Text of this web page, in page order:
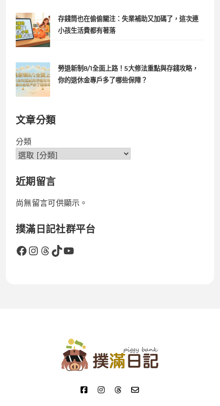
存錢筒也在偷偷關注：失業補助又加碼了，這次連
小孩生活費都有著落
勞退新制8/1全面上路！5大修法重點與存錢攻略，
你的退休金專戶多了哪些保障？
文章分類
分類
近期留言
尚無留言可供顯示。
撲滿日記社群平台
Facebook
Instagram
Threads
TikTok
YouTube
撲滿日記